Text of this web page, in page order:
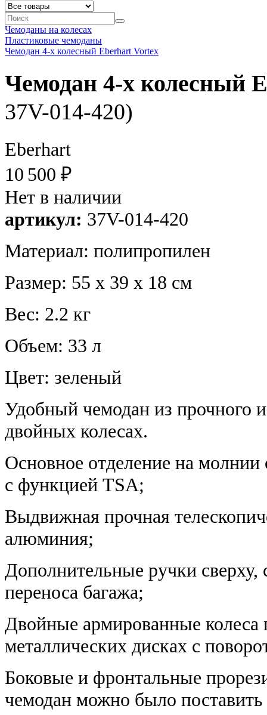
Чемоданы на колесах
Пластиковые чемоданы
Чемодан 4-х колесный Eberhart Vortex
Чемодан 4-х колесный
37V-014-420)
Eberhart
10 500 ₽
Нет в наличии
артикул: 37V-014-420
Материал: полипропилен
Размер: 55 х 39 х 18 см
Вес: 2.2 кг
Объем: 33 л
Цвет: зеленый
Удобный чемодан из прочного
двойных колесах.
Основное отделение на
с функцией TSA;
Выдвижная прочная
алюминия;
Дополнительные ручки сверху,
переноса багажа;
Двойные армированные
металлических дисках с
Боковые и фронтальные
чемодан можно было поставить